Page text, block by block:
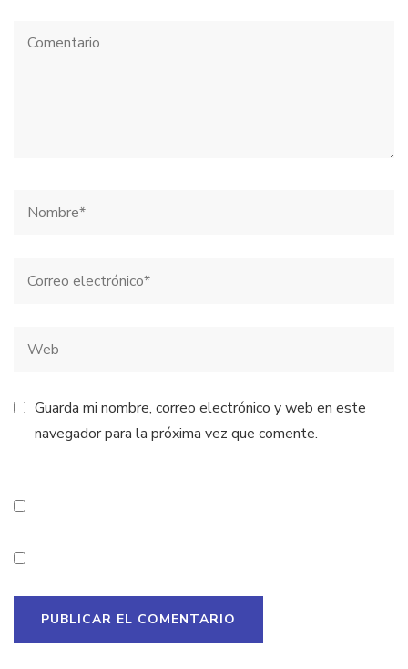
Guarda mi nombre, correo electrónico y web en este
navegador para la próxima vez que comente.